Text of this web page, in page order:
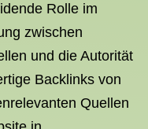
Rolle im
zwischen
und die Autorität
Backlinks von
Quellen